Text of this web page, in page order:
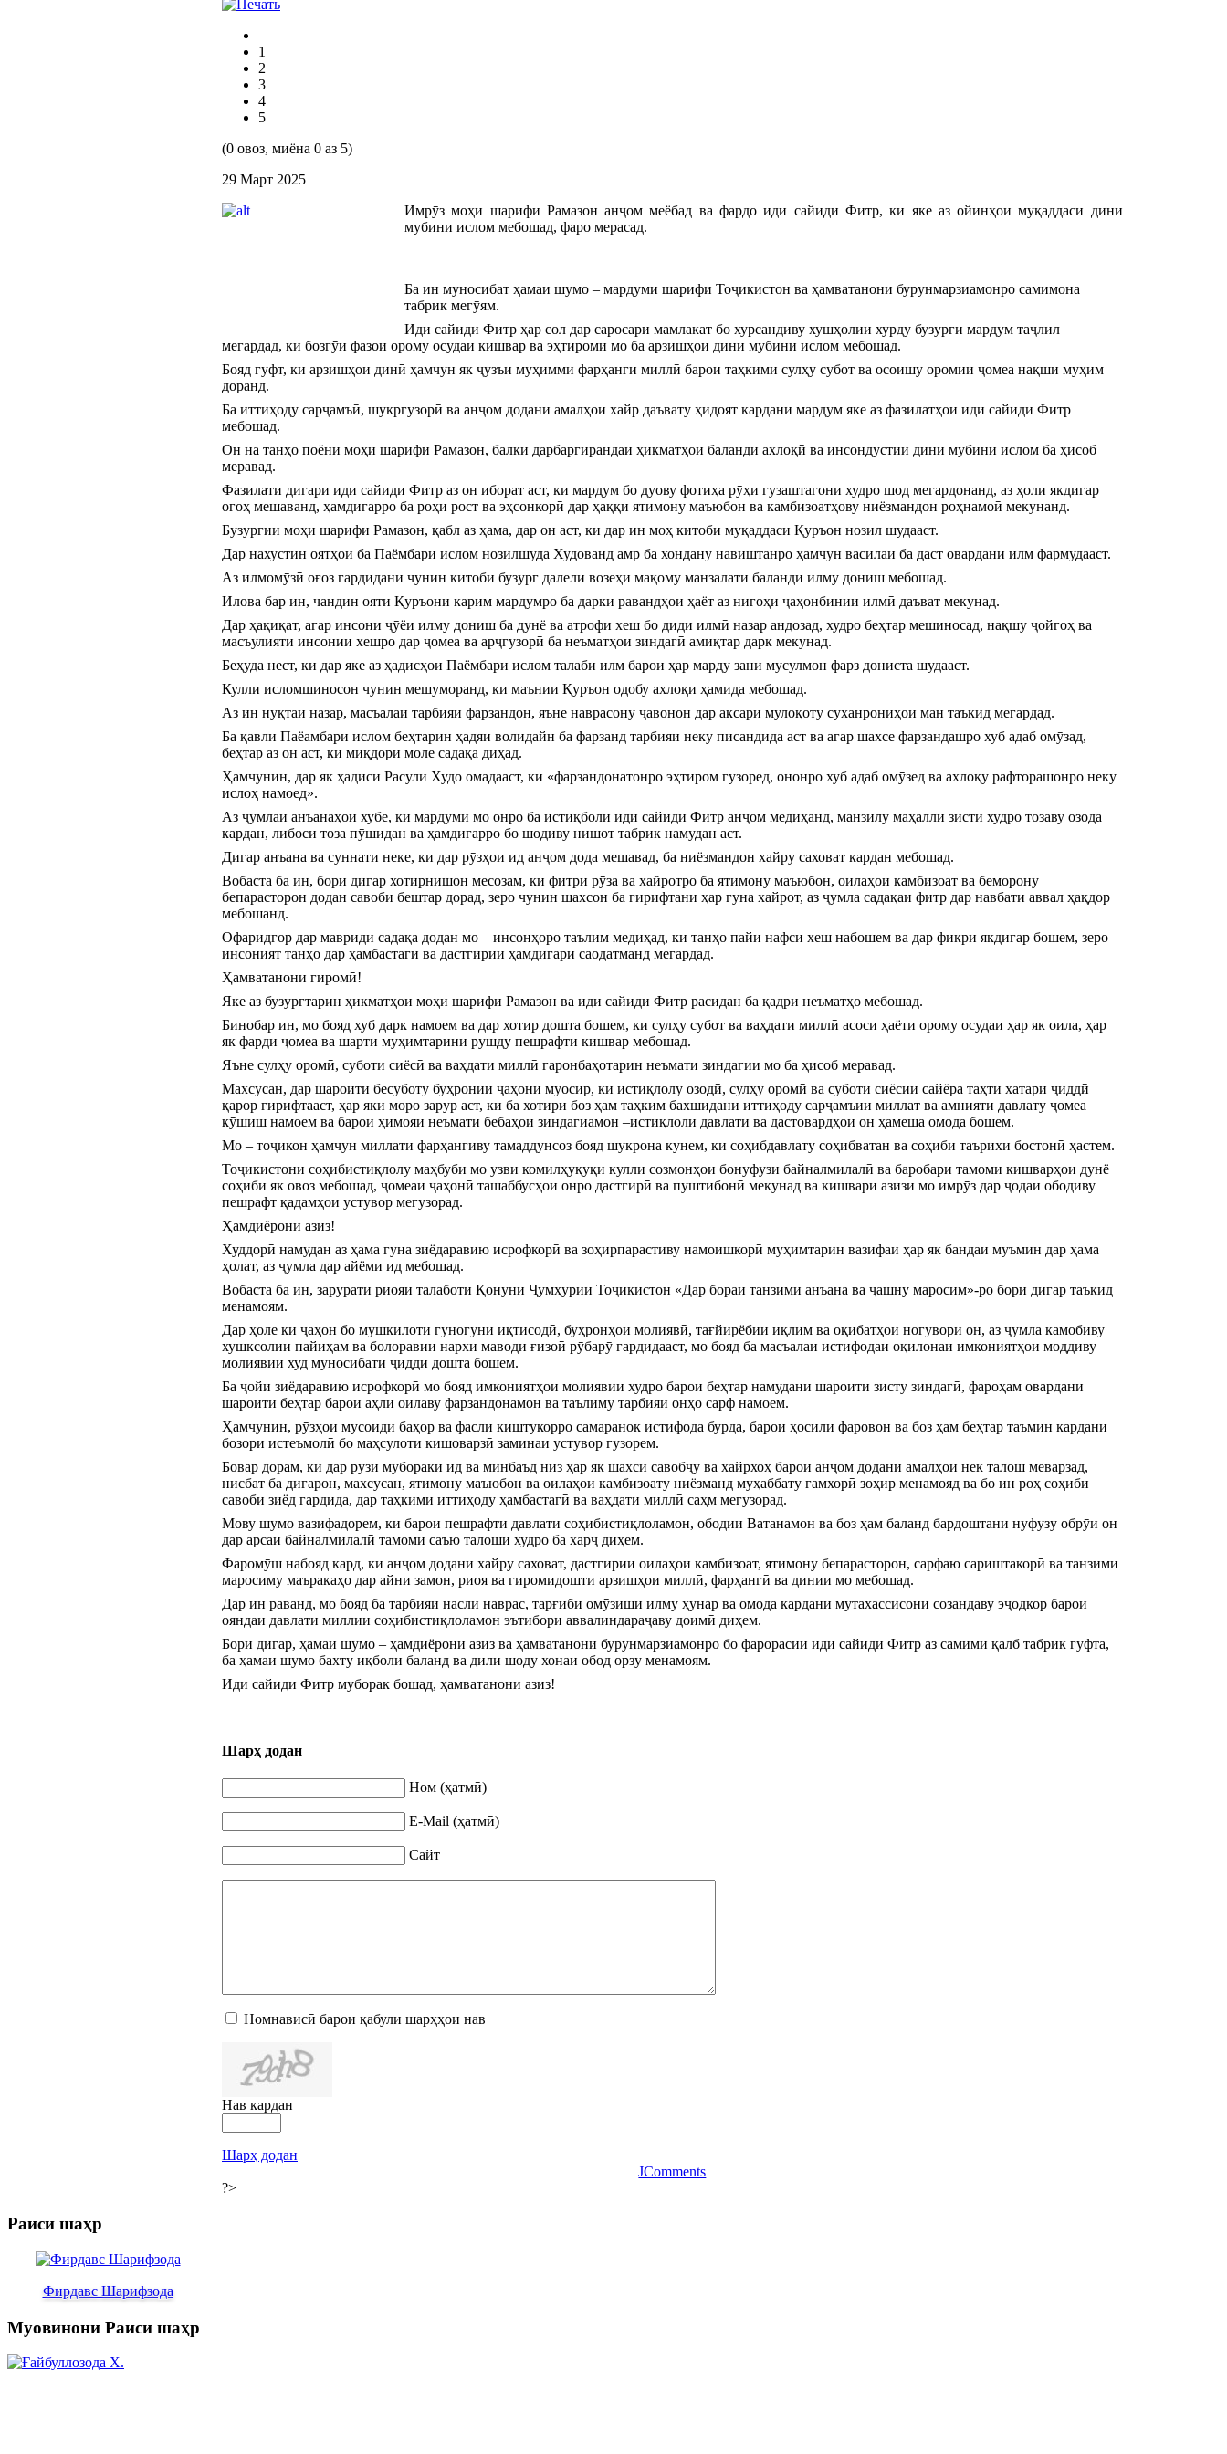
1
2
3
4
5
(0 овоз, миёна 0 аз 5)
29 Март 2025
Имрӯз моҳи шарифи Рамазон анҷом меёбад ва фардо иди сайиди Фитр, ки яке аз ойинҳои муқаддаси дини
мубини ислом мебошад, фаро мерасад.
Ба ин муносибат ҳамаи шумо – мардуми шарифи Тоҷикистон ва ҳамватанони бурунмарзиамонро самимона
табрик мегӯям.
Иди сайиди Фитр ҳар сол дар саросари мамлакат бо хурсандиву хушҳолии хурду бузурги мардум таҷлил
мегардад, ки бозгӯи фазои орому осудаи кишвар ва эҳтироми мо ба арзишҳои дини мубини ислом мебошад.
Бояд гуфт, ки арзишҳои динӣ ҳамчун як ҷузъи муҳимми фарҳанги миллӣ барои таҳкими сулҳу субот ва осоишу оромии ҷомеа нақши муҳим
доранд.
Ба иттиҳоду сарҷамъӣ, шукргузорӣ ва анҷом додани амалҳои хайр даъвату ҳидоят кардани мардум яке аз фазилатҳои иди сайиди Фитр
мебошад.
Он на танҳо поёни моҳи шарифи Рамазон, балки дарбаргирандаи ҳикматҳои баланди ахлоқӣ ва инсондӯстии дини мубини ислом ба ҳисоб
меравад.
Фазилати дигари иди сайиди Фитр аз он иборат аст, ки мардум бо дуову фотиҳа рӯҳи гузаштагони худро шод мегардонанд, аз ҳоли якдигар
огоҳ мешаванд, ҳамдигарро ба роҳи рост ва эҳсонкорӣ дар ҳаққи ятимону маъюбон ва камбизоатҳову ниёзмандон роҳнамоӣ мекунанд.
Бузургии моҳи шарифи Рамазон, қабл аз ҳама, дар он аст, ки дар ин моҳ китоби муқаддаси Қуръон нозил шудааст.
Дар нахустин оятҳои ба Паёмбари ислом нозилшуда Худованд амр ба хондану навиштанро ҳамчун василаи ба даст овардани илм фармудааст.
Аз илмомӯзӣ оғоз гардидани чунин китоби бузург далели возеҳи мақому манзалати баланди илму дониш мебошад.
Илова бар ин, чандин ояти Қуръони карим мардумро ба дарки равандҳои ҳаёт аз нигоҳи ҷаҳонбинии илмӣ даъват мекунад.
Дар ҳақиқат, агар инсони ҷӯёи илму дониш ба дунё ва атрофи хеш бо диди илмӣ назар андозад, худро беҳтар мешиносад, нақшу ҷойгоҳ ва
масъулияти инсонии хешро дар ҷомеа ва арҷгузорӣ ба неъматҳои зиндагӣ амиқтар дарк мекунад.
Беҳуда нест, ки дар яке аз ҳадисҳои Паёмбари ислом талаби илм барои ҳар марду зани мусулмон фарз дониста шудааст.
Кулли исломшиносон чунин мешуморанд, ки маънии Қуръон одобу ахлоқи ҳамида мебошад.
Аз ин нуқтаи назар, масъалаи тарбияи фарзандон, яъне наврасону ҷавонон дар аксари мулоқоту суханрониҳои ман таъкид мегардад.
Ба қавли Паёамбари ислом беҳтарин ҳадяи волидайн ба фарзанд тарбияи неку писандида аст ва агар шахсе фарзандашро хуб адаб омӯзад,
беҳтар аз он аст, ки миқдори моле садақа диҳад.
Ҳамчунин, дар як ҳадиси Расули Худо омадааст, ки «фарзандонатонро эҳтиром гузоред, ононро хуб адаб омӯзед ва ахлоқу рафторашонро неку
ислоҳ намоед».
Аз ҷумлаи анъанаҳои хубе, ки мардуми мо онро ба истиқболи иди сайиди Фитр анҷом медиҳанд, манзилу маҳалли зисти худро тозаву озода
кардан, либоси тоза пӯшидан ва ҳамдигарро бо шодиву нишот табрик намудан аст.
Дигар анъана ва суннати неке, ки дар рӯзҳои ид анҷом дода мешавад, ба ниёзмандон хайру саховат кардан мебошад.
Вобаста ба ин, бори дигар хотирнишон месозам, ки фитри рӯза ва хайротро ба ятимону маъюбон, оилаҳои камбизоат ва беморону
бепарасторон додан савоби бештар дорад, зеро чунин шахсон ба гирифтани ҳар гуна хайрот, аз ҷумла садақаи фитр дар навбати аввал ҳақдор
мебошанд.
Офаридгор дар мавриди садақа додан мо – инсонҳоро таълим медиҳад, ки танҳо пайи нафси хеш набошем ва дар фикри якдигар бошем, зеро
инсоният танҳо дар ҳамбастагӣ ва дастгирии ҳамдигарӣ саодатманд мегардад.
Ҳамватанони гиромӣ!
Яке аз бузургтарин ҳикматҳои моҳи шарифи Рамазон ва иди сайиди Фитр расидан ба қадри неъматҳо мебошад.
Бинобар ин, мо бояд хуб дарк намоем ва дар хотир дошта бошем, ки сулҳу субот ва ваҳдати миллӣ асоси ҳаёти орому осудаи ҳар як оила, ҳар
як фарди ҷомеа ва шарти муҳимтарини рушду пешрафти кишвар мебошад.
Яъне сулҳу оромӣ, суботи сиёсӣ ва ваҳдати миллӣ гаронбаҳотарин неъмати зиндагии мо ба ҳисоб меравад.
Махсусан, дар шароити бесуботу буҳронии ҷаҳони муосир, ки истиқлолу озодӣ, сулҳу оромӣ ва суботи сиёсии сайёра таҳти хатари ҷиддӣ
қарор гирифтааст, ҳар яки моро зарур аст, ки ба хотири боз ҳам таҳким бахшидани иттиҳоду сарҷамъии миллат ва амнияти давлату ҷомеа
кӯшиш намоем ва барои ҳимояи неъмати бебаҳои зиндагиамон –истиқлоли давлатӣ ва дастовардҳои он ҳамеша омода бошем.
Мо – тоҷикон ҳамчун миллати фарҳангиву тамаддунсоз бояд шукрона кунем, ки соҳибдавлату соҳибватан ва соҳиби таърихи бостонӣ ҳастем.
Тоҷикистони соҳибистиқлолу маҳбуби мо узви комилҳуқуқи кулли созмонҳои бонуфузи байналмилалӣ ва баробари тамоми кишварҳои дунё
соҳиби як овоз мебошад, ҷомеаи ҷаҳонӣ ташаббусҳои онро дастгирӣ ва пуштибонӣ мекунад ва кишвари азизи мо имрӯз дар ҷодаи ободиву
пешрафт қадамҳои устувор мегузорад.
Ҳамдиёрони азиз!
Худдорӣ намудан аз ҳама гуна зиёдаравию исрофкорӣ ва зоҳирпарастиву намоишкорӣ муҳимтарин вазифаи ҳар як бандаи муъмин дар ҳама
ҳолат, аз ҷумла дар айёми ид мебошад.
Вобаста ба ин, зарурати риояи талаботи Қонуни Ҷумҳурии Тоҷикистон «Дар бораи танзими анъана ва ҷашну маросим»-ро бори дигар таъкид
менамоям.
Дар ҳоле ки ҷаҳон бо мушкилоти гуногуни иқтисодӣ, буҳронҳои молиявӣ, тағйирёбии иқлим ва оқибатҳои ногувори он, аз ҷумла камобиву
хушксолии пайиҳам ва болоравии нархи маводи ғизоӣ рӯбарӯ гардидааст, мо бояд ба масъалаи истифодаи оқилонаи имкониятҳои моддиву
молиявии худ муносибати ҷиддӣ дошта бошем.
Ба ҷойи зиёдаравию исрофкорӣ мо бояд имкониятҳои молиявии худро барои беҳтар намудани шароити зисту зиндагӣ, фароҳам овардани
шароити беҳтар барои аҳли оилаву фарзандонамон ва таълиму тарбияи онҳо сарф намоем.
Ҳамчунин, рӯзҳои мусоиди баҳор ва фасли киштукорро самаранок истифода бурда, барои ҳосили фаровон ва боз ҳам беҳтар таъмин кардани
бозори истеъмолӣ бо маҳсулоти кишоварзӣ заминаи устувор гузорем.
Бовар дорам, ки дар рӯзи мубораки ид ва минбаъд низ ҳар як шахси савобҷӯ ва хайрхоҳ барои анҷом додани амалҳои нек талош меварзад,
нисбат ба дигарон, махсусан, ятимону маъюбон ва оилаҳои камбизоату ниёзманд муҳаббату ғамхорӣ зоҳир менамояд ва бо ин роҳ соҳиби
савоби зиёд гардида, дар таҳкими иттиҳоду ҳамбастагӣ ва ваҳдати миллӣ саҳм мегузорад.
Мову шумо вазифадорем, ки барои пешрафти давлати соҳибистиқлоламон, ободии Ватанамон ва боз ҳам баланд бардоштани нуфузу обрӯи он
дар арсаи байналмилалӣ тамоми саъю талоши худро ба харҷ диҳем.
Фаромӯш набояд кард, ки анҷом додани хайру саховат, дастгирии оилаҳои камбизоат, ятимону бепарасторон, сарфаю сариштакорӣ ва танзими
маросиму маъракаҳо дар айни замон, риоя ва гиромидошти арзишҳои миллӣ, фарҳангӣ ва динии мо мебошад.
Дар ин раванд, мо бояд ба тарбияи насли наврас, тарғиби омӯзиши илму ҳунар ва омода кардани мутахассисони созандаву эҷодкор барои
ояндаи давлати миллии соҳибистиқлоламон эътибори аввалиндараҷаву доимӣ диҳем.
Бори дигар, ҳамаи шумо – ҳамдиёрони азиз ва ҳамватанони бурунмарзиамонро бо фарорасии иди сайиди Фитр аз самими қалб табрик гуфта,
ба ҳамаи шумо бахту иқболи баланд ва дили шоду хонаи обод орзу менамоям.
Иди сайиди Фитр муборак бошад, ҳамватанони азиз!
Шарҳ додан
Ном (ҳатмӣ)
E-Mail (ҳатмӣ)
Сайт
Номнависӣ барои қабули шарҳҳои нав
Нав кардан
Шарҳ додан
JComments
?>
Раиси шаҳр
Фирдавс Шарифзода
Муовинони Раиси шаҳр